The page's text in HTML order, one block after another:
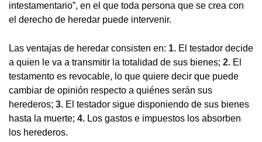
intestamentario”, en el que toda persona que se crea con
el derecho de heredar puede intervenir.
Las ventajas de heredar consisten en: 1. El testador decide
a quien le va a transmitir la totalidad de sus bienes; 2. El
testamento es revocable, lo que quiere decir que puede
cambiar de opinión respecto a quiénes serán sus
herederos; 3. El testador sigue disponiendo de sus bienes
hasta la muerte; 4. Los gastos e impuestos los absorben
los herederos.